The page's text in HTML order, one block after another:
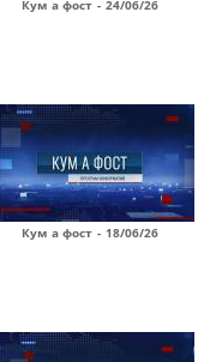
Кум а фост - 24/06/26
Кум а фост - 18/06/26